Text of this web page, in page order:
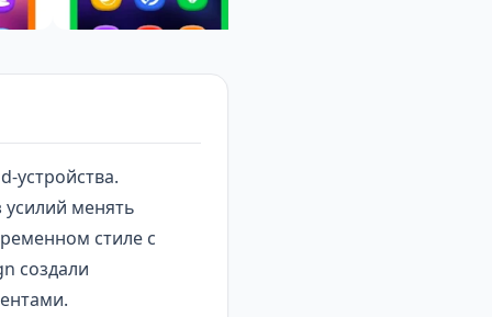
устройства.
менять
стиле с
создали